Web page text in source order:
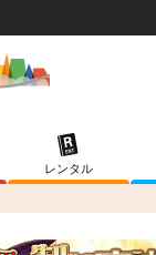
レンタル